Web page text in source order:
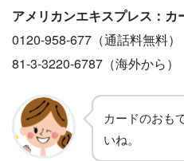
アメリカンエキスプレス：
0120-958-677（通話料無料）
81-3-3220-6787（海外から）
カードのおも
いね。